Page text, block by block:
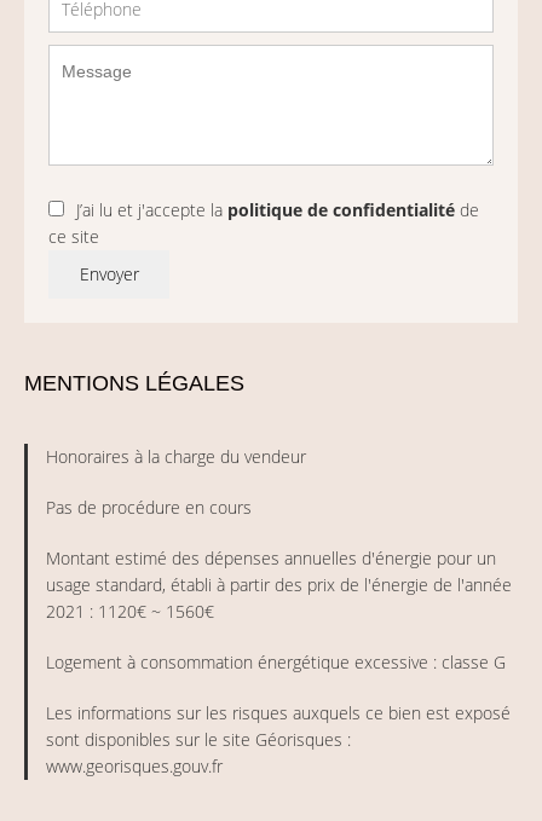
J’ai lu et j'accepte la politique de confidentialité de
ce site
Envoyer
MENTIONS LÉGALES
Honoraires à la charge du vendeur
Pas de procédure en cours
Montant estimé des dépenses annuelles d'énergie pour un
usage standard, établi à partir des prix de l'énergie de l'année
2021 : 1120€ ~ 1560€
Logement à consommation énergétique excessive : classe G
Les informations sur les risques auxquels ce bien est exposé
sont disponibles sur le site Géorisques :
www.georisques.gouv.fr